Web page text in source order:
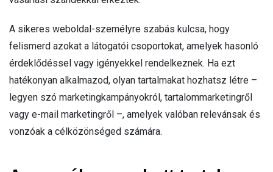
A sikeres weboldal-személyre szabás kulcsa, hogy
felismerd azokat a látogatói csoportokat, amelyek hasonló
érdeklődéssel vagy igényekkel rendelkeznek. Ha ezt
hatékonyan alkalmazod, olyan tartalmakat hozhatsz létre –
legyen szó marketingkampányokról, tartalommarketingről
vagy e-mail marketingről –, amelyek valóban relevánsak és
vonzóak a célközönséged számára.